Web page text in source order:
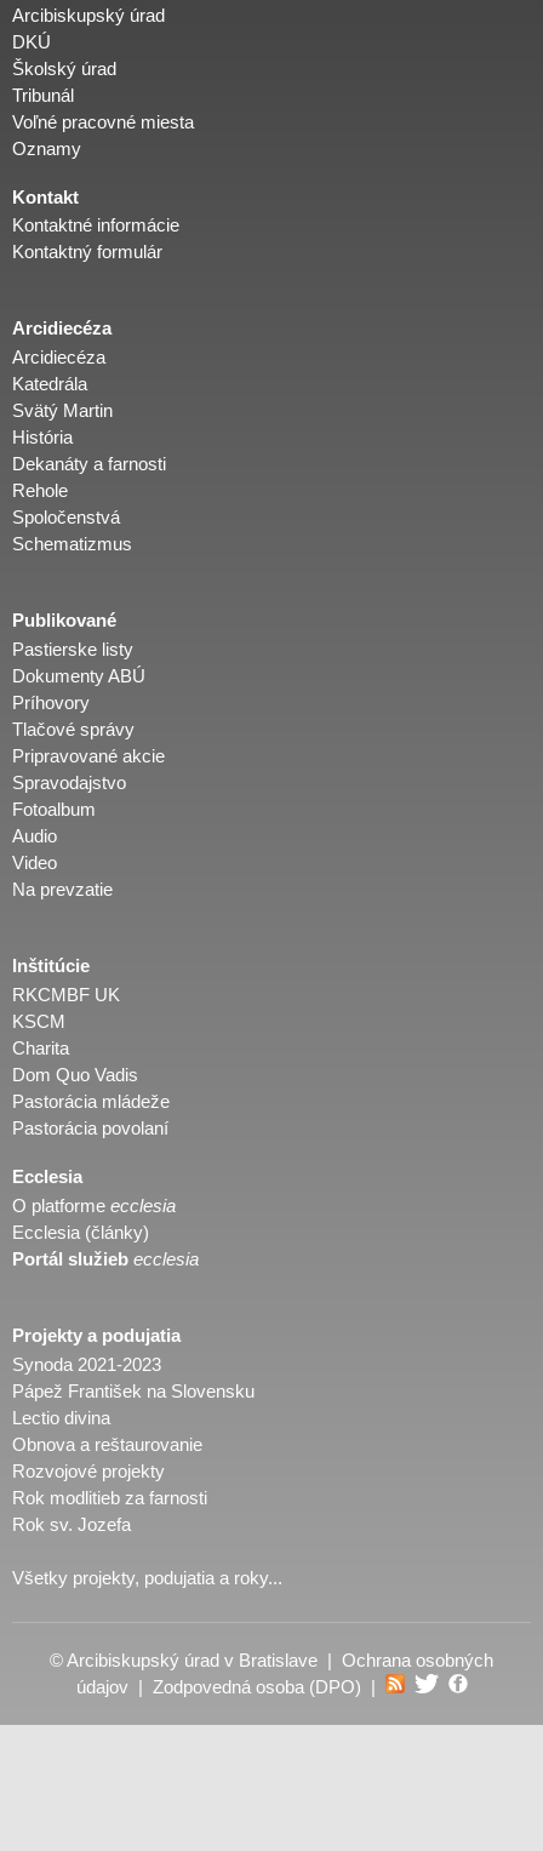
Arcibiskupský úrad
DKÚ
Školský úrad
Tribunál
Voľné pracovné miesta
Oznamy
Kontakt
Kontaktné informácie
Kontaktný formulár
Arcidiecéza
Arcidiecéza
Katedrála
Svätý Martin
História
Dekanáty a farnosti
Rehole
Spoločenstvá
Schematizmus
Publikované
Pastierske listy
Dokumenty ABÚ
Príhovory
Tlačové správy
Pripravované akcie
Spravodajstvo
Fotoalbum
Audio
Video
Na prevzatie
Inštitúcie
RKCMBF UK
KSCM
Charita
Dom Quo Vadis
Pastorácia mládeže
Pastorácia povolaní
Ecclesia
O platforme ecclesia
Ecclesia (články)
Portál služieb ecclesia
Projekty a podujatia
Synoda 2021-2023
Pápež František na Slovensku
Lectio divina
Obnova a reštaurovanie
Rozvojové projekty
Rok modlitieb za farnosti
Rok sv. Jozefa
Všetky projekty, podujatia a roky...
© Arcibiskupský úrad v Bratislave | Ochrana osobných
údajov| Zodpovedná osoba (DPO)